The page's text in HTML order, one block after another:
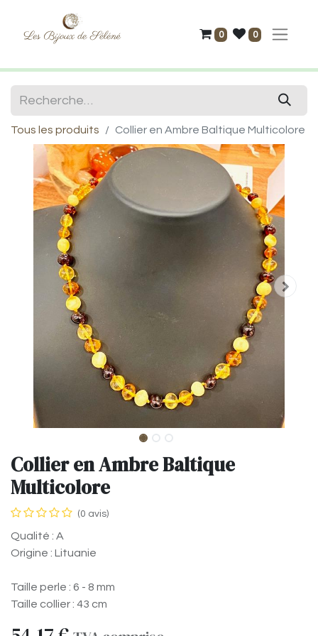
0 0
Tous les produits Collier en Ambre Baltique Multicolore
Collier en Ambre Baltique
Multicolore
(0 avis)
Qualité : A
Origine : Lituanie
Taille perle : 6 - 8 mm
Taille collier : 43 cm